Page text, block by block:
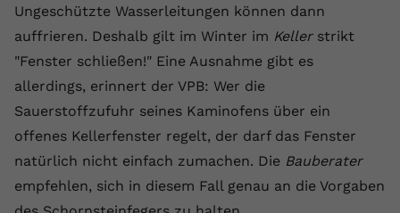
Ungeschützte Wasserleitungen können dann
auffrieren. Deshalb gilt im Winter im Kellerstrikt
"Fenster schließen!" Eine Ausnahme gibt es
allerdings, erinnert der VPB: Wer die
Sauerstoffzufuhr seines Kaminofens über ein
offenes Kellerfenster regelt, der darf das Fenster
natürlich nicht einfach zumachen. Die Bauberater
empfehlen, sich in diesem Fall genau an die Vorgaben